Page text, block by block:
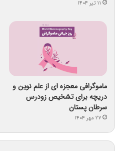
۱۱ تیر ۱۴۰۴
ماموگرافی معجزه ای از علم نوین و
دریچه برای تشخیص زودرس
سرطان پستان
۲۷ مهر ۱۴۰۴